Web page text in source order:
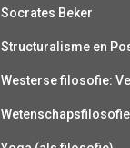
Socrates Beker
Structuralisme en
Westerse filosofie:
Wetenschapsfilosofie